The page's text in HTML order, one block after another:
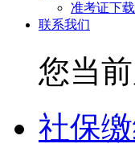
准考证下载
联系我们
您当
社保